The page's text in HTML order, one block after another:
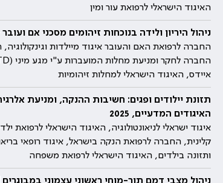
האיגוד הישראלי לרפואת עור ומין
ניהול היריון ולידה בנוכחות זיהומים מסכני אם ועובר
החברה לרפואת האם והעובר איגוד מיילדות וגינקולוגיה,
איידס, האיגוד הישראלי למחלות זיהומיות
תזונת יילודים ופגים: חשיבות ההנקה, ומניעת
האיגודים המדעיים, 2025
איגוד ישראלי לניאונטולוגיה, האיגוד הישראלי לרפואת
קלינית, החברה לרפואת הנקה בישראל, איגוד רופאי
ותזונה בילדים, האיגוד הישראלי לרפואת משפחה